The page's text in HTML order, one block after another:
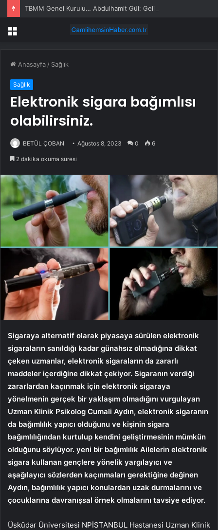
Menü
Anasayfa / Sağlık
Sağlık
Elektronik sigara bağımlısı
olabilirsiniz.
BETÜL ÇOBAN Ağustos 8, 2023 0 6
2 dakika okuma süresi
Sigaraya alternatif olarak piyasaya sürülen elektronik
sigaraların sanıldığı kadar günahsız olmadığına dikkat
çeken uzmanlar, elektronik sigaraların da zararlı
maddeler içerdiğine dikkat çekiyor. Sigaranın verdiği
zararlardan kaçınmak için elektronik sigaraya
yönelmenin gerçek bir yaklaşım olmadığını vurgulayan
Uzman Klinik Psikolog Cumali Aydın, elektronik sigaranın
da bağımlılık yapıcı olduğunu ve kişinin sigara
bağımlılığından kurtulup kendini geliştirmesinin mümkün
olduğunu söylüyor. yeni bir bağımlılık Ailelerin elektronik
sigara kullanan gençlere yönelik yargılayıcı ve
aşağılayıcı sözlerden kaçınmaları gerektiğine değinen
Aydın, bağımlılık yapıcı konulardan uzak durmalarını ve
çocuklarına davranışsal örnek olmalarını tavsiye ediyor.
Üsküdar Üniversitesi NPİSTANBUL Hastanesi Uzman Klinik